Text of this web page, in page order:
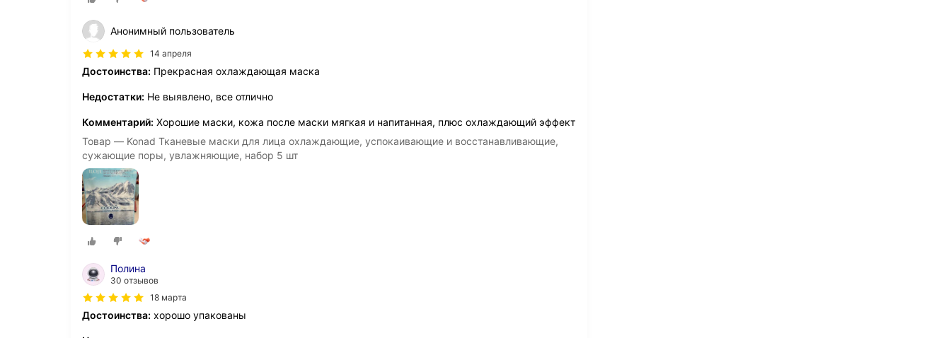
Анонимный пользователь
14 апреля
Достоинства: Прекрасная охлаждающая маска
Недостатки: Не выявлено, все отлично
Комментарий: Хорошие маски, кожа после маски мягкая и напитанная, плюс охлаждающий эффект
Товар — Konad Тканевые маски для лица охлаждающие, успокаивающие и восстанавливающие,
сужающие поры, увлажняющие, набор 5 шт
Полина
30 отзывов
18 марта
Достоинства: хорошо упакованы